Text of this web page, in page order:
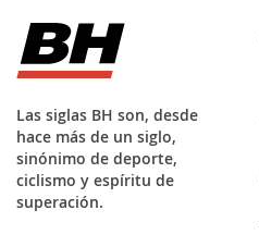
Las siglas BH son, desde
hace más de un siglo,
sinónimo de deporte,
ciclismo y espíritu de
superación.